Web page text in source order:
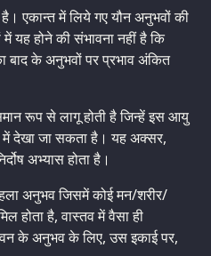
एकान्त में लिये गए यौन अनुभवों की
यह होने की संभावना नहीं है कि
के अनुभवों पर प्रभाव अंकित
रूप से लागू होती है जिन्हें इस आयु
देखा जा सकता है। यह अक्सर,
अभ्यास होता है।
अनुभव जिसमें कोई मन/शरीर/
होता है, वास्तव में वैसा ही
के अनुभव के लिए, उस इकाई पर,